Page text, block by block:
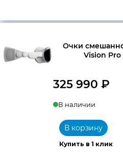
Очки
Vision Pro
325 990 ₽
В наличии
Купить в 1 клик
В корзину